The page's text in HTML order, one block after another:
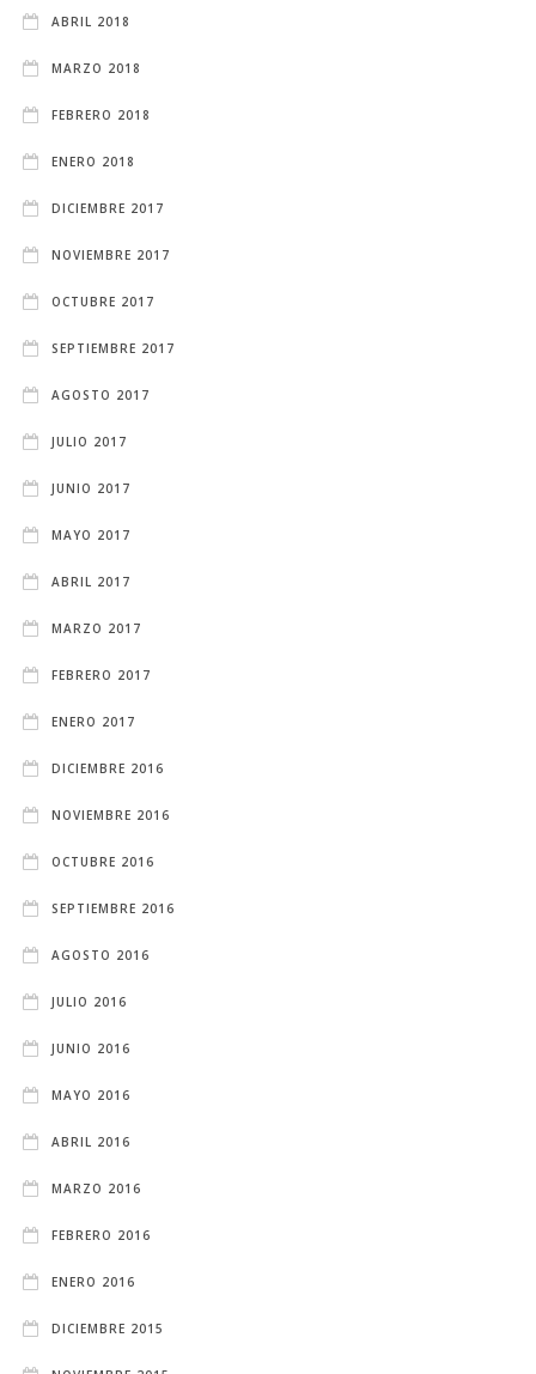
ABRIL 2018
MARZO 2018
FEBRERO 2018
ENERO 2018
DICIEMBRE 2017
NOVIEMBRE 2017
OCTUBRE 2017
SEPTIEMBRE 2017
AGOSTO 2017
JULIO 2017
JUNIO 2017
MAYO 2017
ABRIL 2017
MARZO 2017
FEBRERO 2017
ENERO 2017
DICIEMBRE 2016
NOVIEMBRE 2016
OCTUBRE 2016
SEPTIEMBRE 2016
AGOSTO 2016
JULIO 2016
JUNIO 2016
MAYO 2016
ABRIL 2016
MARZO 2016
FEBRERO 2016
ENERO 2016
DICIEMBRE 2015